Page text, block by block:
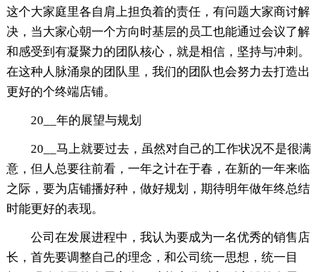
这个大家庭里各自肩上担负着的责任，有问题大家商讨解
决，当大家心朝一个方向时基层的员工也能通过会议了解
和感受到有凝聚力的团队核心，就是相信，坚持与冲刺。
在这种人脉涌泉的团队里，我们的团队也会努力去打造出
更好的个终端店铺。
20__年的展望与规划
20__马上就要过去，虽然对自己的工作状况不是很满
意，但人总要往前看，一年之计在于春，在新的一年来临
之际，要为店铺播好种，做好规划，期待明年做年终总结
时能更好的表现。
公司在发展进程中，我认为要成为一名优秀的销售店
长，首先要调整自己的理念，和公司统一思想，统一目